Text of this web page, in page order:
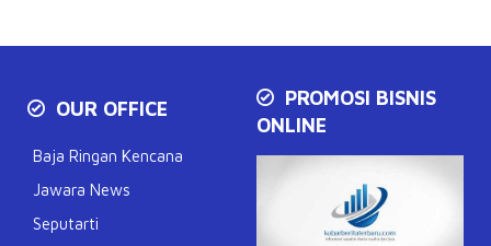
OUR OFFICE
Baja Ringan Kencana
Jawara News
Seputarti
PROMOSI BISNIS
ONLINE